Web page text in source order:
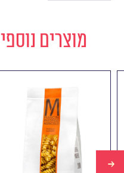
מוצרים